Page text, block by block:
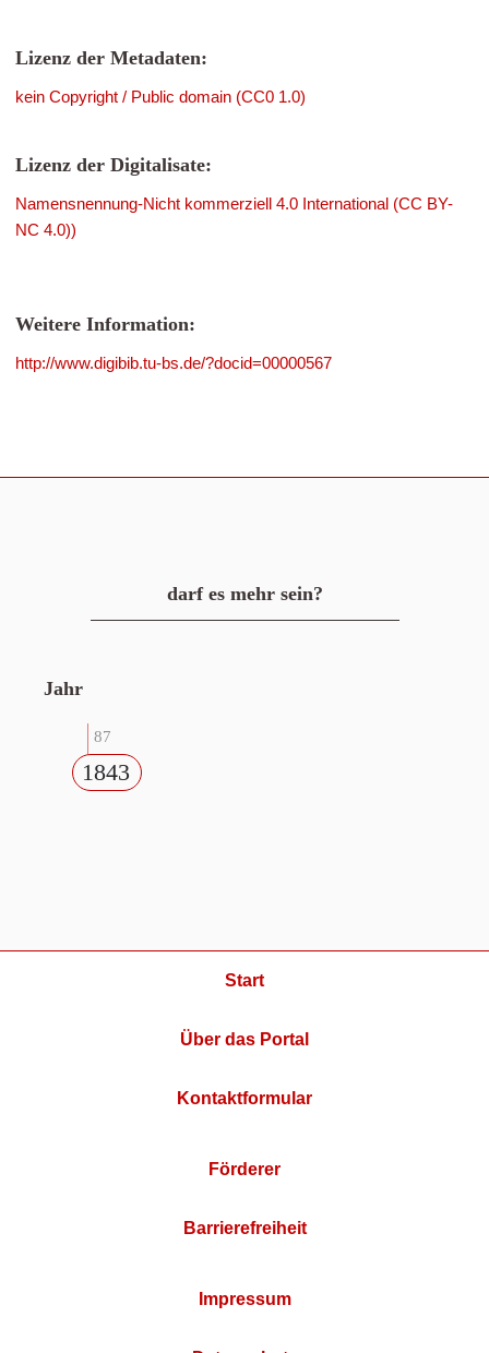
Lizenz der Metadaten:
kein Copyright / Public domain (CC0 1.0)
Lizenz der Digitalisate:
Namensnennung-Nicht kommerziell 4.0 International (CC BY-
NC 4.0))
Weitere Information:
http://www.digibib.tu-bs.de/?docid=00000567
darf es mehr sein?
Jahr
87
1843
Start
Über das Portal
Kontaktformular
Förderer
Barrierefreiheit
Impressum